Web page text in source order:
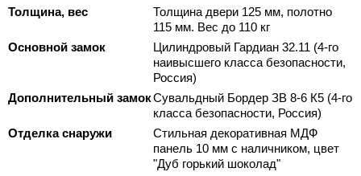
Толщина, вес
Толщина двери 125 мм, полотно
115 мм. Вес до 110 кг
Основной замок
Цилиндровый Гардиан 32.11 (4-го
наивысшего класса безопасности,
Россия)
Дополнительный замокСувальдный Бордер ЗВ 8-6 К5 (4-го
класса безопасности, Россия)
Отделка снаружи
Стильная декоративная МДФ
панель 10 мм с наличником, цвет
"Дуб горький шоколад"